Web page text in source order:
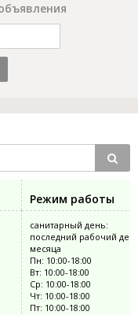
Режим работы
санитарный день:
последний рабочий
месяца
Пн: 10:00-18:00
Вт: 10:00-18:00
Ср: 10:00-18:00
Чт: 10:00-18:00
Пт: 10:00-18:00